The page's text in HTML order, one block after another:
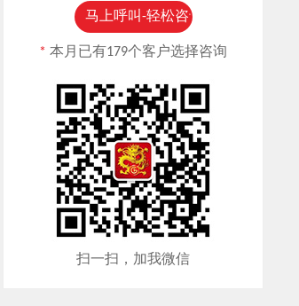
*本月已有179个客户选择咨询
扫一扫，加我微信